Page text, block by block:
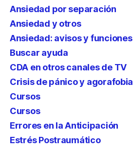
Ansiedad por separación
Ansiedad y otros
Ansiedad: avisos y funciones
Buscar ayuda
CDA en otros canales de TV
Crisis de pánico y agorafobia
Cursos
Cursos
Errores en la Anticipación
Estrés Postraumático